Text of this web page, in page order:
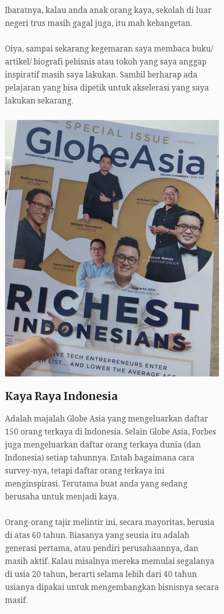
Ibaratnya, kalau anda anak orang kaya, sekolah di luar
negeri trus masih gagal juga, itu mah kebangetan.
Oiya, sampai sekarang kegemaran saya membaca buku/
artikel/ biografi pebisnis atau tokoh yang saya anggap
inspiratif masih saya lakukan. Sambil berharap ada
pelajaran yang bisa dipetik untuk akselerasi yang saya
lakukan sekarang.
Kaya Raya Indonesia
Adalah majalah Globe Asia yang mengeluarkan daftar
150 orang terkaya di Indonesia. Selain Globe Asia, Forbes
juga mengeluarkan daftar orang terkaya dunia (dan
Indonesia) setiap tahunnya. Entah bagaimana cara
survey-nya, tetapi daftar orang terkaya ini
menginspirasi. Terutama buat anda yang sedang
berusaha untuk menjadi kaya.
Orang-orang tajir melintir ini, secara mayoritas, berusia
di atas 60 tahun. Biasanya yang seusia itu adalah
generasi pertama, atau pendiri perusahaannya, dan
masih aktif. Kalau misalnya mereka memulai segalanya
di usia 20 tahun, berarti selama lebih dari 40 tahun
usianya dipakai untuk mengembangkan bisnisnya secara
masif.